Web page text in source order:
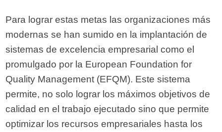
Para lograr estas metas las organizaciones más
modernas se han sumido en la implantación de
sistemas de excelencia empresarial como el
promulgado por la European Foundation for
Quality Management (EFQM). Este sistema
permite, no solo lograr los máximos objetivos de
calidad en el trabajo ejecutado sino que permite
optimizar los recursos empresariales hasta los